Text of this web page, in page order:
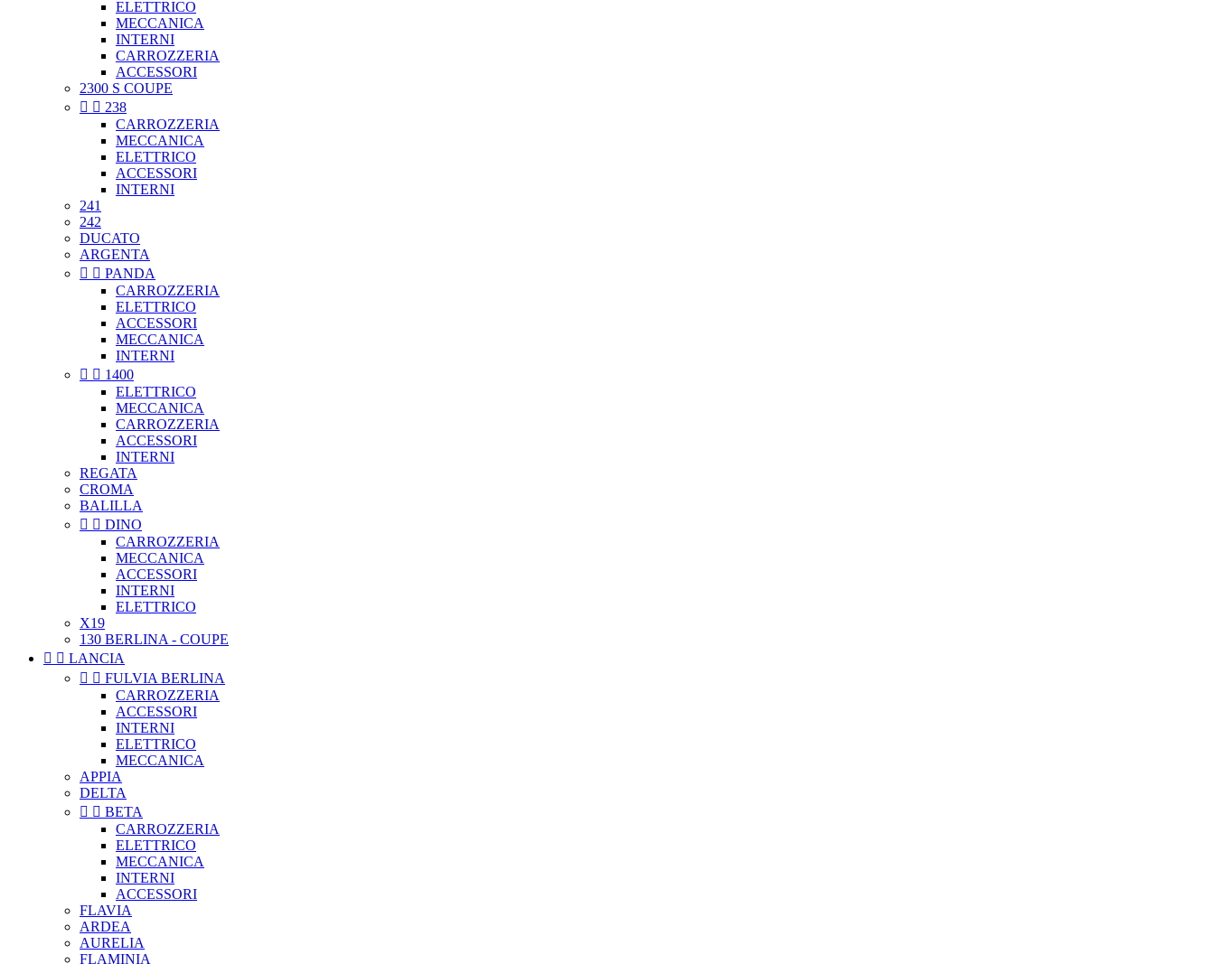
ELETTRICO
MECCANICA
INTERNI
CARROZZERIA
ACCESSORI
2300 S COUPE
  238
CARROZZERIA
MECCANICA
ELETTRICO
ACCESSORI
INTERNI
241
242
DUCATO
ARGENTA
  PANDA
CARROZZERIA
ELETTRICO
ACCESSORI
MECCANICA
INTERNI
  1400
ELETTRICO
MECCANICA
CARROZZERIA
ACCESSORI
INTERNI
REGATA
CROMA
BALILLA
  DINO
CARROZZERIA
MECCANICA
ACCESSORI
INTERNI
ELETTRICO
X19
130 BERLINA - COUPE
  LANCIA
  FULVIA BERLINA
CARROZZERIA
ACCESSORI
INTERNI
ELETTRICO
MECCANICA
APPIA
DELTA
  BETA
CARROZZERIA
ELETTRICO
MECCANICA
INTERNI
ACCESSORI
FLAVIA
ARDEA
AURELIA
FLAMINIA